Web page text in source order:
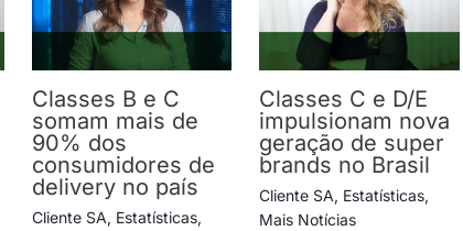
Classes B e C
somam mais de
90% dos
consumidores de
delivery no país
Cliente SA, Estatísticas,
Classes C e D/E
impulsionam nova
geração de super
brands no Brasil
Cliente SA, Estatísticas,
Mais Notícias